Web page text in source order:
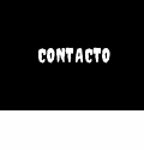
CONTACTO